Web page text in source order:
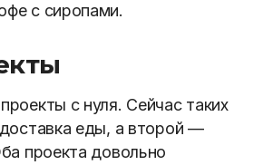
с сиропами.
с нуля. Сейчас таких
еды, а второй —
проекта довольно